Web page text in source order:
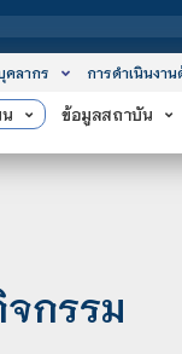
คลากร การดำเนินงา
ข้อมูลสถาบัน
กรรม